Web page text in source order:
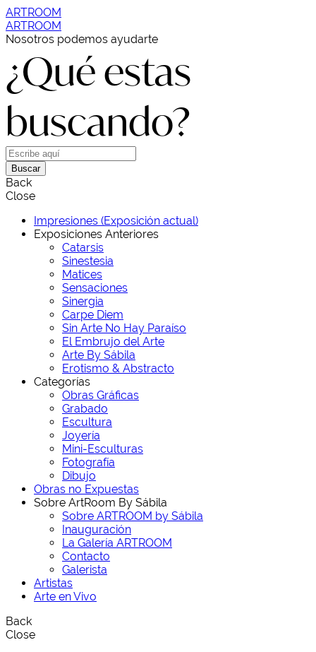
ARTROOM
ARTROOM
Nosotros podemos ayudarte
¿Qué estas
buscando?
Buscar
Back
Close
Impresiones (Exposición actual)
Exposiciones Anteriores
Catarsis
Sinestesia
Matices
Sensaciones
Sinergia
Carpe Diem
Sin Arte No Hay Paraíso
El Embrujo del Arte
Arte By Sábila
Erotismo & Abstracto
Categorías
Obras Gráficas
Grabado
Escultura
Joyería
Mini-Esculturas
Fotografía
Dibujo
Obras no Expuestas
Sobre ArtRoom By Sábila
Sobre ARTROOM by Sábila
Inauguración
La Galería ARTROOM
Contacto
Galerista
Artistas
Arte en Vivo
Back
Close